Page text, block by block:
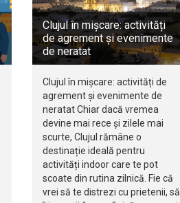
Clujul în mișcare: activități
de agrement și evenimente
de neratat
Clujul în mișcare: activități de
agrement și evenimente de
neratat Chiar dacă vremea
devine mai rece și zilele mai
scurte, Clujul rămâne o
destinație ideală pentru
activități indoor care te pot
scoate din rutina zilnică. Fie că
vrei să te distrezi cu prietenii, să